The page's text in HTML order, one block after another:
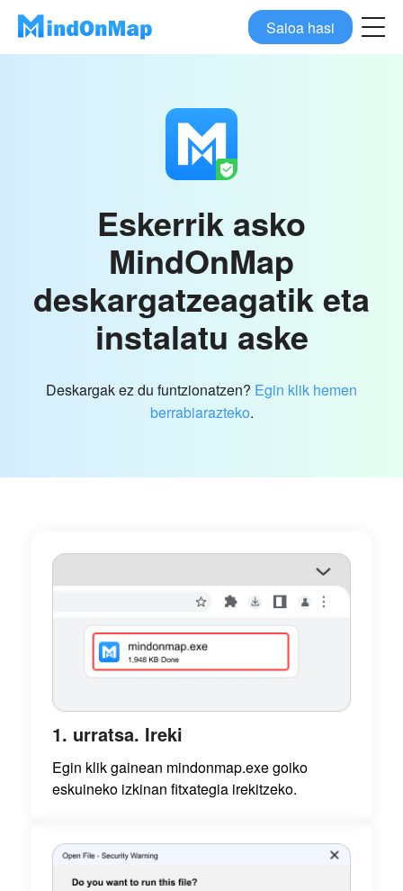
Saioa hasi
Eskerrik asko
MindOnMap
deskargatzeagatik eta
instalatu aske
Deskargak ez du funtzionatzen? Egin klik hemen
berrabiarazteko.
1. urratsa. Ireki
Egin klik gainean mindonmap.exegoiko
eskuineko izkinan fitxategia irekitzeko.